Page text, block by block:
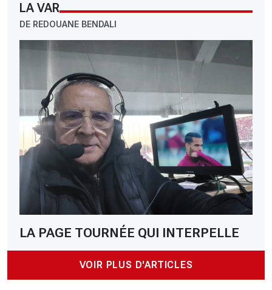
LA VAR
DE REDOUANE BENDALI
LA PAGE TOURNÉE QUI INTERPELLE
VOIR PLUS D'ARTICLES